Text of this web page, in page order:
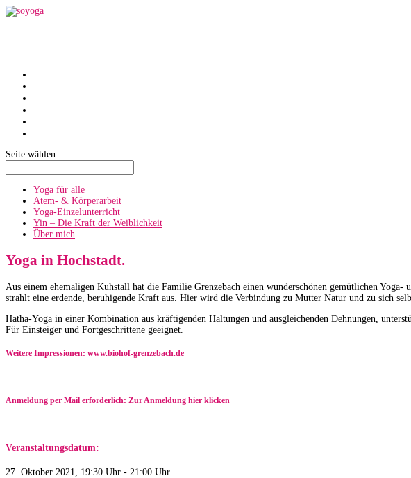
Seite wählen
Yoga für alle
Atem- & Körperarbeit
Yoga-Einzelunterricht
Yin – Die Kraft der Weiblichkeit
Über mich
Yoga in Hochstadt.
Aus einem ehemaligen Kuhstall hat die Familie Grenzebach einen wunderschönen gemütlichen
strahlt eine erdende, beruhigende Kraft aus. Hier wird die Verbindung zu Mutter Natur und zu sich
Hatha-Yoga in einer Kombination aus kräftigenden Haltungen und ausgleichenden Dehnungen,
Für Einsteiger und Fortgeschrittene geeignet.
Weitere Impressionen: www.biohof-grenzebach.de
Anmeldung per Mail erforderlich: Zur Anmeldung hier klicken
Veranstaltungsdatum:
27. Oktober 2021, 19:30 Uhr - 21:00 Uhr